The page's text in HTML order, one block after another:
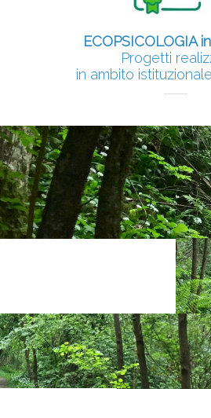
ECOPSICOLOGIA
Progetti
in ambito